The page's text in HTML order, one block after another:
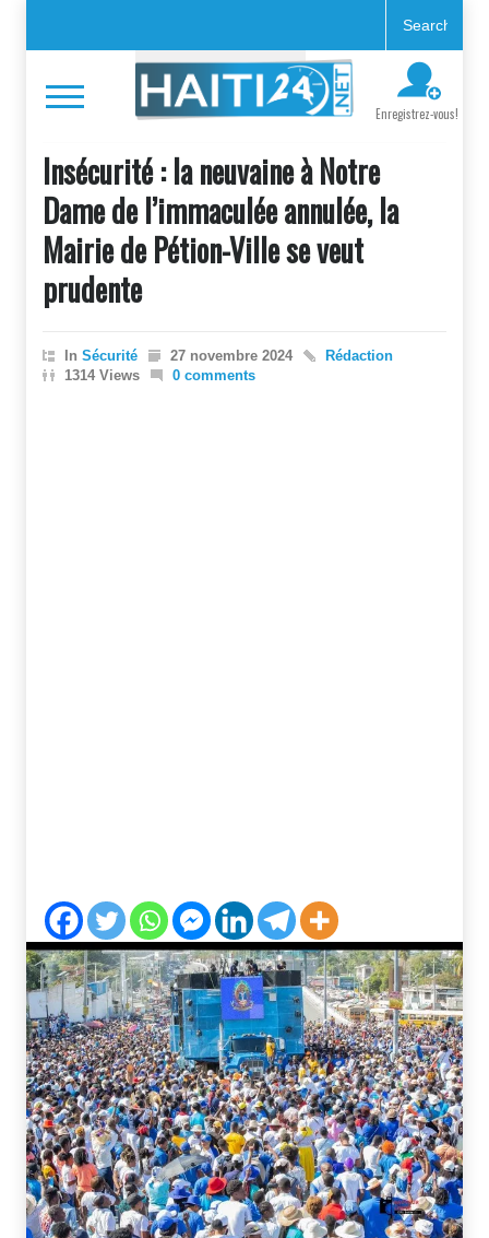
Enregistrez-vous!
Insécurité : la neuvaine à Notre
Dame de l’immaculée annulée, la
Mairie de Pétion-Ville se veut
prudente
In Sécurité 27 novembre 2024
Rédaction
1314 Views
0 comments